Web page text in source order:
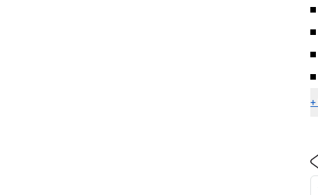
+